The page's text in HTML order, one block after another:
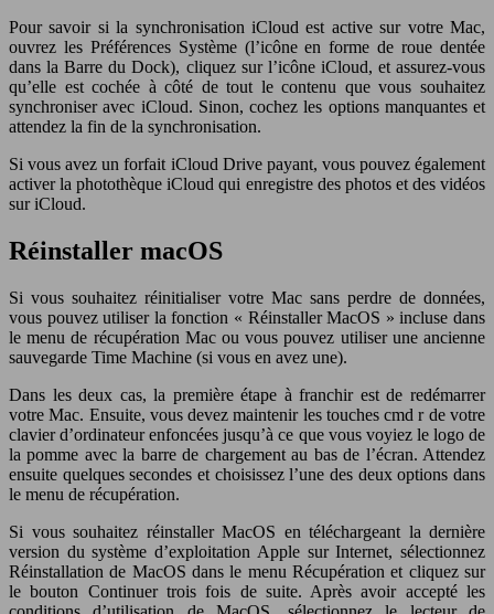
Pour savoir si la synchronisation iCloud est active sur votre Mac,
ouvrez les Préférences Système (l’icône en forme de roue dentée
dans la Barre du Dock), cliquez sur l’icône iCloud, et assurez-vous
qu’elle est cochée à côté de tout le contenu que vous souhaitez
synchroniser avec iCloud. Sinon, cochez les options manquantes et
attendez la fin de la synchronisation.
Si vous avez un forfait iCloud Drive payant, vous pouvez également
activer la photothèque iCloud qui enregistre des photos et des vidéos
sur iCloud.
Réinstaller macOS
Si vous souhaitez réinitialiser votre Mac sans perdre de données,
vous pouvez utiliser la fonction « Réinstaller MacOS » incluse dans
le menu de récupération Mac ou vous pouvez utiliser une ancienne
sauvegarde Time Machine (si vous en avez une).
Dans les deux cas, la première étape à franchir est de redémarrer
votre Mac. Ensuite, vous devez maintenir les touches cmd r de votre
clavier d’ordinateur enfoncées jusqu’à ce que vous voyiez le logo de
la pomme avec la barre de chargement au bas de l’écran. Attendez
ensuite quelques secondes et choisissez l’une des deux options dans
le menu de récupération.
Si vous souhaitez réinstaller MacOS en téléchargeant la dernière
version du système d’exploitation Apple sur Internet, sélectionnez
Réinstallation de MacOS dans le menu Récupération et cliquez sur
le bouton Continuer trois fois de suite. Après avoir accepté les